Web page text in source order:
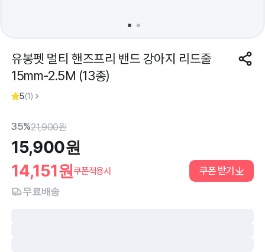
유봉펫 멀티 핸즈프리 밴드 강아지 리드줄
15mm-2.5M (13종)
5(1)
35%21,900원
15,900원
14,151원쿠폰적용시 쿠폰 받기
무료배송